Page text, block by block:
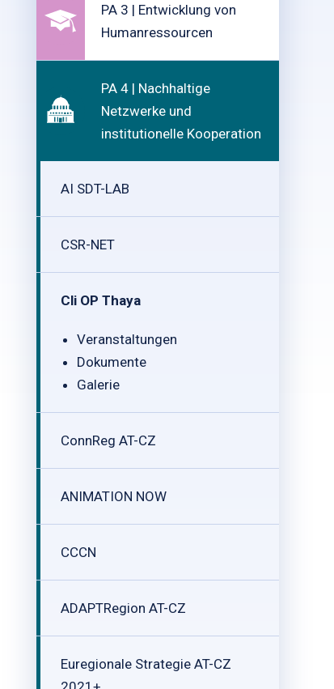
PA 3 | Entwicklung von
Humanressourcen
PA 4 | Nachhaltige
Netzwerke und
institutionelle Kooperation
AI SDT-LAB
CSR-NET
Cli OP Thaya
Veranstaltungen
Dokumente
Galerie
ConnReg AT-CZ
ANIMATION NOW
CCCN
ADAPTRegion AT-CZ
Euregionale Strategie AT-CZ